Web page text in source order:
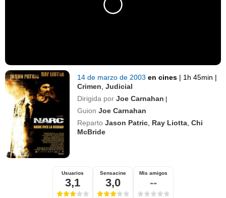
14 de marzo de 2003en cines | 1h 45min |
Crimen ,Judicial
Dirigida por Joe Carnahan |
Guion Joe Carnahan
Reparto Jason Patric Ray Liotta ,Chi
McBride
Usuarios
3,1
Sensacine
3,0
Mis amigos
--